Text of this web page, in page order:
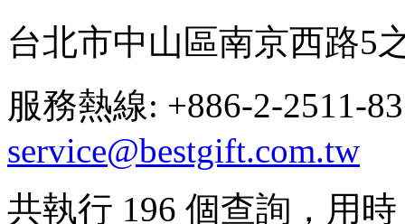
台北市中山區南京西路5
服務熱線: +886-2-
service@bestgift.com.tw
共執行 196 個查詢，用